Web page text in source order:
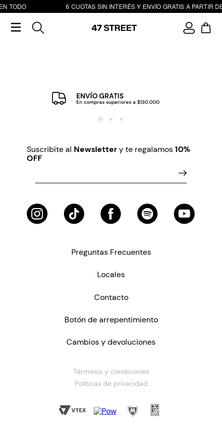
TODO 6 CUOTAS SIN INTERÉS Y ENVÍO GRATIS A PARTIR
ENVÍO GRATIS
En compras superiores a $130.000
Suscribite al Newslettery te regalamos10%
OFF
Preguntas Frecuentes
Locales
Contacto
Botón de arrepentimiento
Cambios y devoluciones
Términos y condiciones
Políticas de privacidad